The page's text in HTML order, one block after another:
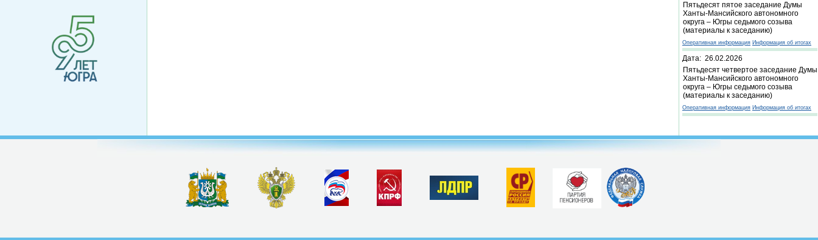
Пятьдесят пятое заседание Думы
Ханты-Мансийского автономного
округа – Югры седьмого созыва
(материалы к заседанию)
Оперативная информация Информация об итогах
Дата: 26.02.2026
Пятьдесят четвертое заседание Думы
Ханты-Мансийского автономного
округа – Югры седьмого созыва
(материалы к заседанию)
Оперативная информация Информация об итогах